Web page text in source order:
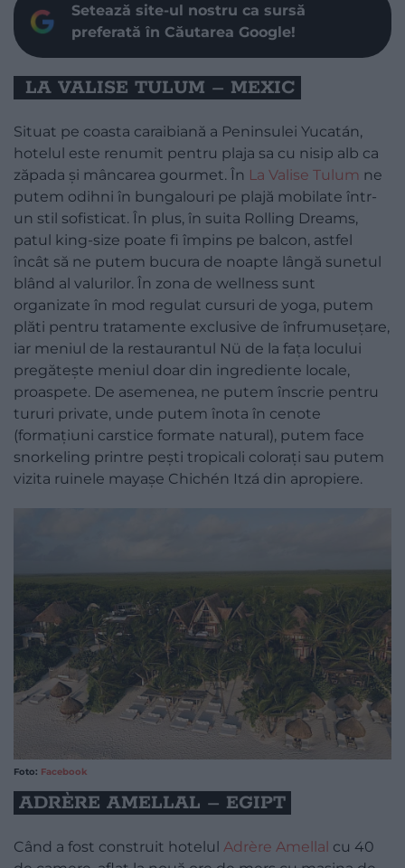
Setează site-ul nostru ca sursă
preferată în Căutarea Google!
LA VALISE TULUM – MEXIC
Situat pe coasta caraibiană a Peninsulei Yucatán,
hotelul este renumit pentru plaja sa cu nisip alb ca
zăpada și mâncarea gourmet. În La Valise Tulum ne
putem odihni în bungalouri pe plajă mobilate într-
un stil sofisticat. În plus, în suita Rolling Dreams,
patul king-size poate fi împins pe balcon, astfel
încât să ne putem bucura de noapte lângă sunetul
blând al valurilor. În zona de wellness sunt
organizate în mod regulat cursuri de yoga, putem
plăti pentru tratamente exclusive de înfrumusețare,
iar meniul de la restaurantul Nü de la fața locului
pregătește meniul doar din ingrediente locale,
proaspete. De asemenea, ne putem înscrie pentru
tururi private, unde putem înota în cenote
(formațiuni carstice formate natural), putem face
snorkeling printre pești tropicali colorați sau putem
vizita ruinele mayașe Chichén Itzá din apropiere.
Foto: Facebook
ADRÈRE AMELLAL – EGIPT
Când a fost construit hotelul Adrère Amellal cu 40